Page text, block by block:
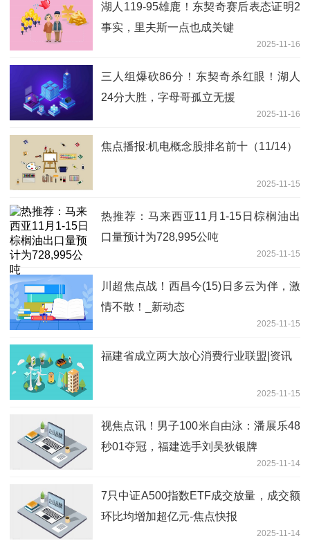
湖人119-95雄鹿！东契奇赛后表态证明2
事实，里夫斯一点也成关键
2025-11-16
三人组爆砍86分！东契奇杀红眼！湖人
24分大胜，字母哥孤立无援
2025-11-16
焦点播报:机电概念股排名前十（11/14）
2025-11-15
热推荐：马来西亚11月1-15日棕榈油出
口量预计为728,995公吨
2025-11-15
川超焦点战！西昌今(15)日多云为伴，激
情不散！_新动态
2025-11-15
福建省成立两大放心消费行业联盟|资讯
2025-11-15
视焦点讯！男子100米自由泳：潘展乐48
秒01夺冠，福建选手刘吴狄银牌
2025-11-14
7只中证A500指数ETF成交放量，成交额
环比均增加超亿元-焦点快报
2025-11-14